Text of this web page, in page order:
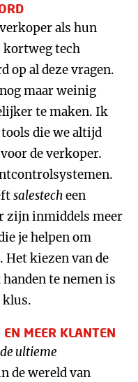
als hun
kortweg tech
op al deze vragen.
maar weinig
te maken. Ik
die we altijd
de verkoper.
salestecheen
zijn inmiddels meer
je helpen om
Het kiezen van de
te nemen is
klus.
MEER KLANTEN
ultieme
de wereld van